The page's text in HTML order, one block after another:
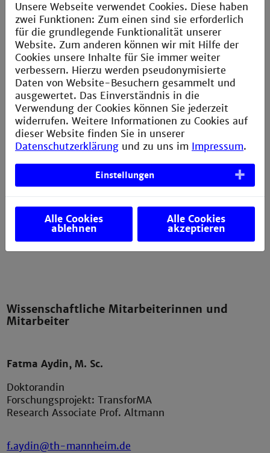
Institutsmitarbeiterin
Dipl. Wirtschaftsarabistin (FH) Konstanze
Schneider, M. Sc.
k.schneider@th-mannheim.de
T +49 621 292 65 47
F +49 621 292 66 54 73
Wissenschaftliche Mitarbeiterinnen und
Mitarbeiter
Fatma Aydin, M. Sc.
Doktorandin
Forschungsprojekt: TransforMA
Research Associate Prof. Altmann
f.aydin@th-mannheim.de
Unsere Webseite verwendet Cookies. Diese haben
zwei Funktionen: Zum einen sind sie erforderlich
für die grundlegende Funktionalität unserer
Website. Zum anderen können wir mit Hilfe der
Cookies unsere Inhalte für Sie immer weiter
verbessern. Hierzu werden pseudonymisierte
Daten von Website-Besuchern gesammelt und
ausgewertet. Das Einverständnis in die
Verwendung der Cookies können Sie jederzeit
widerrufen. Weitere Informationen zu Cookies auf
dieser Website finden Sie in unserer
Datenschutzerklärung und zu uns im Impressum.
Einstellungen
Alle Cookies
ablehnen
Alle Cookies
akzeptieren